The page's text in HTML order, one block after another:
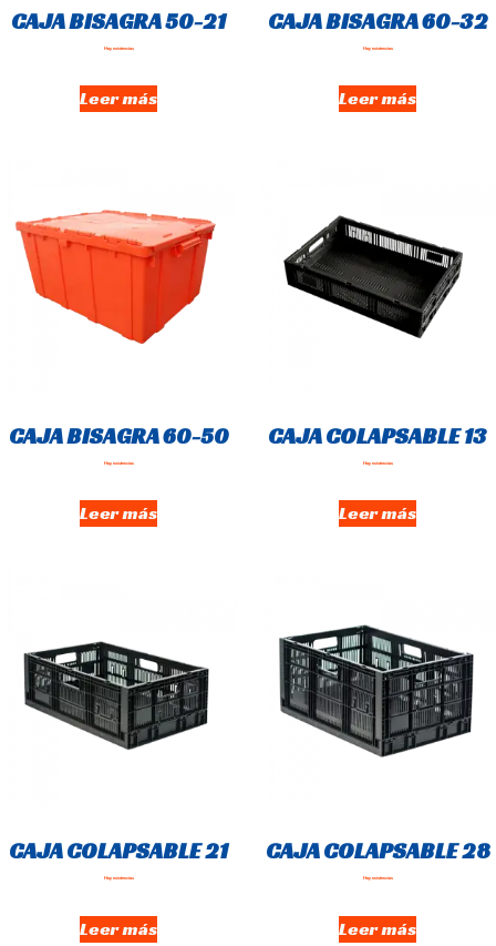
CAJA BISAGRA 50-21
Hay existencias
Leer más
CAJA BISAGRA 60-32
Hay existencias
Leer más
CAJA BISAGRA 60-50
Hay existencias
Leer más
CAJA COLAPSABLE 13
Hay existencias
Leer más
CAJA COLAPSABLE 21
Hay existencias
Leer más
CAJA COLAPSABLE 28
Hay existencias
Leer más